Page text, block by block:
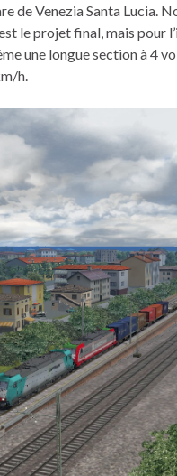
de Venezia Santa Lucia.
le projet final, mais
une longue section à 4
h.